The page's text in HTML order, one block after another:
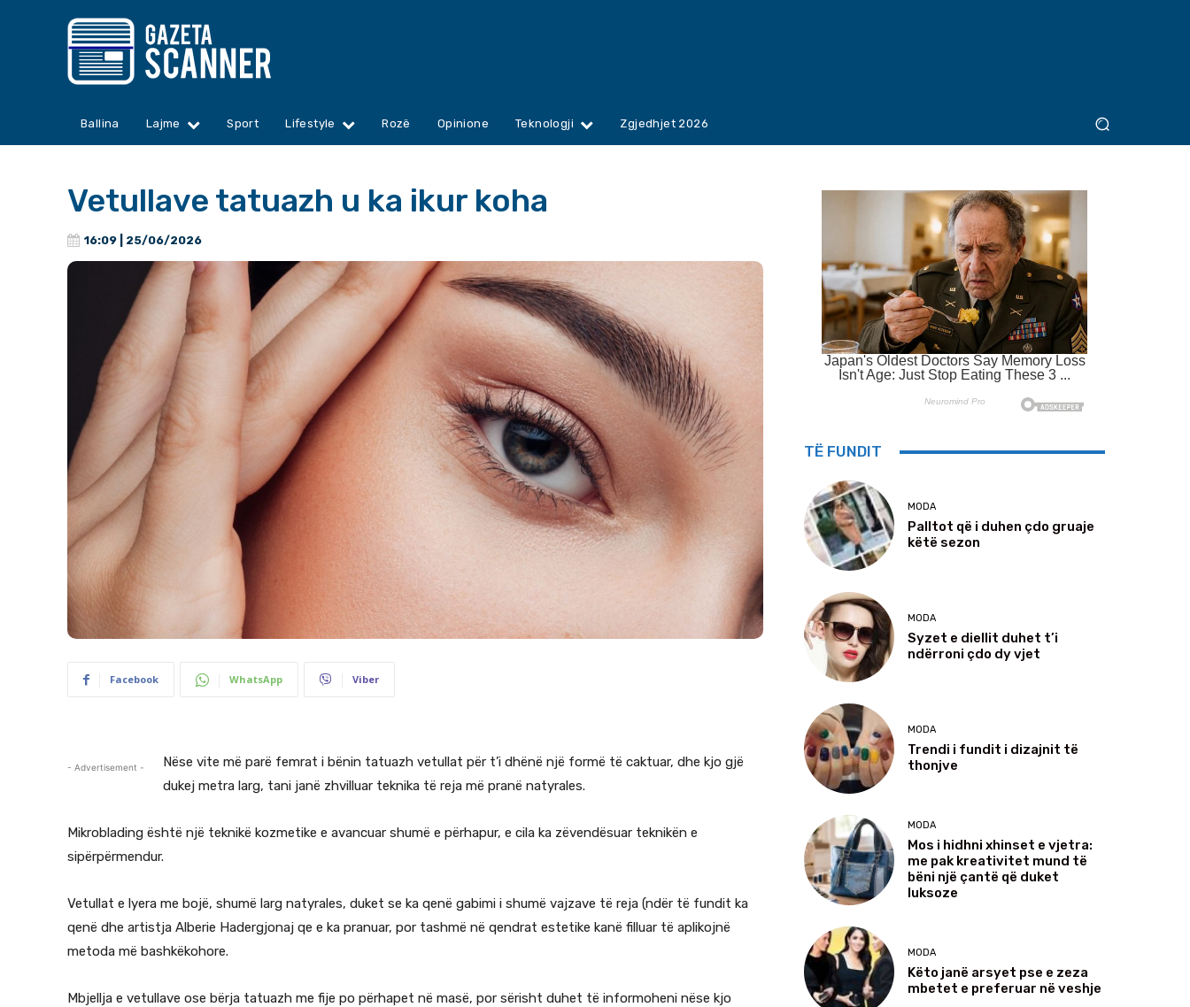
Ballina Lajme Sport Lifestyle Rozë Opinione Teknologji Zgjedhjet 2026
Vetullave tatuazh u ka ikur koha
16:09 | 25/06/2026
Facebook WhatsApp Viber
- Advertisement -
Nëse vite më parë femrat i bënin tatuazh vetullat për t’i dhënë një formë të caktuar, dhe kjo gjë
dukej metra larg, tani janë zhvilluar teknika të reja më pranë natyrales.
Mikroblading është një teknikë kozmetike e avancuar shumë e përhapur, e cila ka zëvendësuar teknikën e
sipërpërmendur.
Vetullat e lyera me bojë, shumë larg natyrales, duket se ka qenë gabimi i shumë vajzave të reja (ndër të fundit ka
qenë dhe artistja Alberie Hadergjonaj qe e ka pranuar, por tashmë në qendrat estetike kanë filluar të aplikojnë
metoda më bashkëkohore.
Mbjellja e vetullave ose bërja tatuazh me fije po përhapet në masë, por sërisht duhet të informoheni nëse kjo
TË FUNDIT
MODA
Palltot që i duhen çdo gruaje
këtë sezon
MODA
Syzet e diellit duhet t’i
ndërroni çdo dy vjet
MODA
Trendi i fundit i dizajnit të
thonjve
MODA
Mos i hidhni xhinset e vjetra:
me pak kreativitet mund të
bëni një çantë që duket
luksoze
MODA
Këto janë arsyet pse e zeza
mbetet e preferuar në veshje